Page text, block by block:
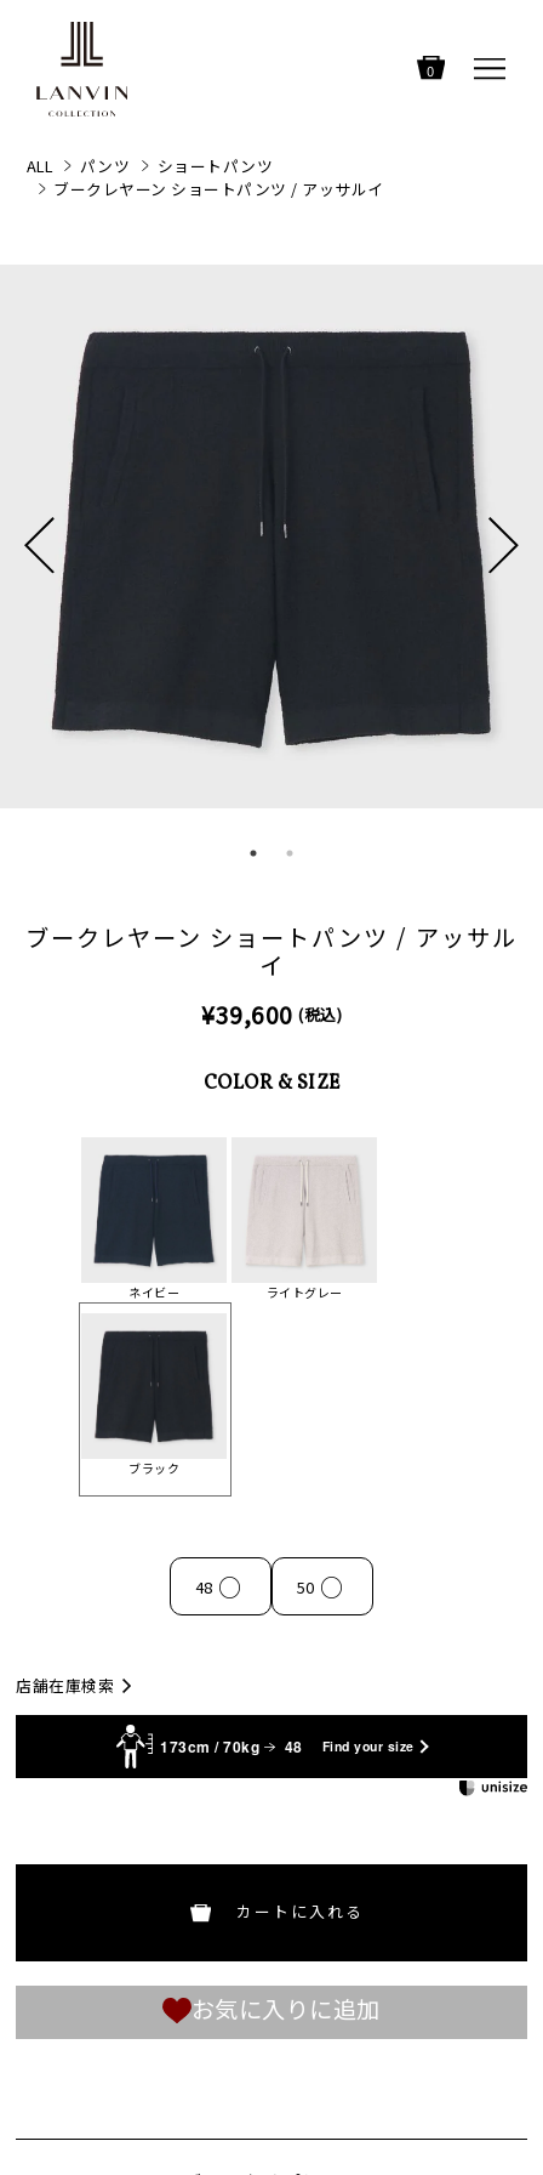
0
ALL パンツ
ショートパンツ
ブークレヤーン ショートパンツ / アッサルイ
ブークレヤーン ショートパンツ / アッサル
イ
¥39,600 (税込)
COLOR & SIZE
ネイビー ライトグレー
ブラック
48 ○ 50 ○
店舗在庫検索
173cm / 70kg 48 Find your size
カートに入れる
お気に入りに追加